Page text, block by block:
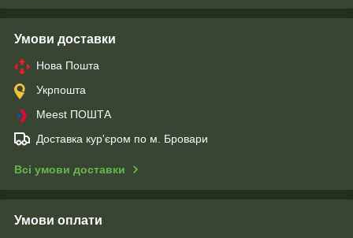
Умови доставки
Нова Пошта
Укрпошта
Meest ПОШТА
Доставка кур'єром по м. Бровари
Всі умови доставки
Умови оплати